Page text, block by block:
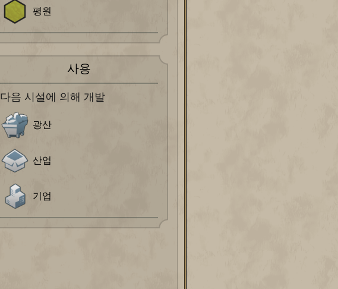
평원
사용
다음 시설에 의해 개발
광산
산업
기업